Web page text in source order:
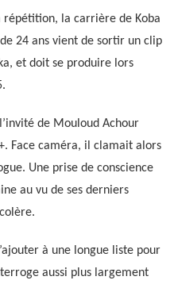
la carrière de Koba
24 ans vient de sortir un clip
et doit se produire lors
de Mouloud Achour
Face caméra, il clamait alors
Une prise de conscience
au vu de ses derniers
à une longue liste pour
aussi plus largement